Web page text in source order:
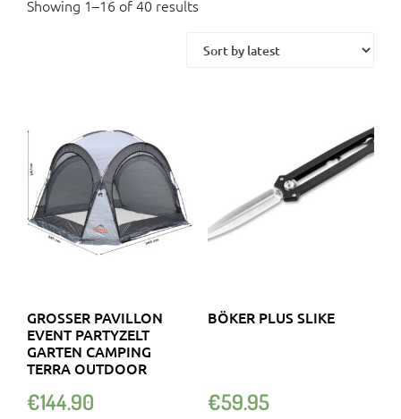
Showing 1–16 of 40 results
GROSSER PAVILLON E
VENT PARTYZELT G
ARTEN CAMPING T
ERRA OUTDOOR
€144.90
BÖKER PLUS SLIKE
€59.95